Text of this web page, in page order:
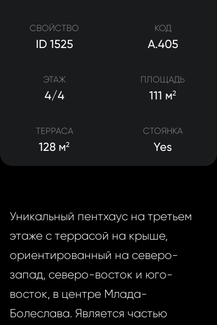
СВОЙСТВО
ID 1525
КОД
A.405
ЭТАЖ
4/4
ПЛОЩАДЬ
111 м2
ТЕРРАСА
128 м2
СТОЯНКА
Yes
Уникальный пентхаус на третьем
этаже с террасой на крыше,
ориентированный на северо-
запад, северо-восток и юго-
восток, в центре Млада-
Болеслава. Является частью